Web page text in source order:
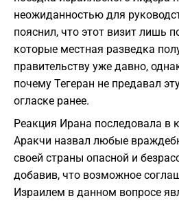
неожиданностью для
пояснил, что этот визит лишь
которые местная разведка
правительству уже давно,
почему Тегеран не предавал
огласке ранее.
Реакция Ирана последовала в
Аракчи назвал любые
своей страны опасной и
добавив, что возможное
Израилем в данном вопросе